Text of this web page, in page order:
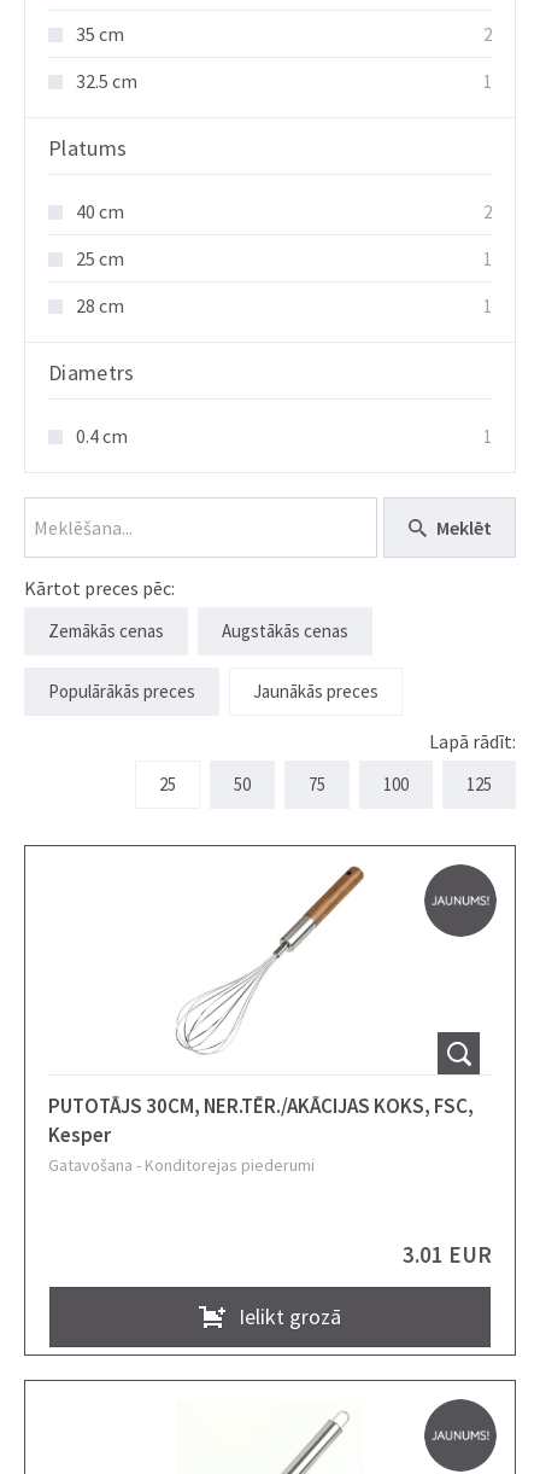
35 cm 2
32.5 cm 1
Platums
40 cm 2
25 cm 1
28 cm 1
Diametrs
0.4 cm 1
Meklēt
Kārtot preces pēc:
Zemākās cenas Augstākās cenas
Populārākās preces Jaunākās preces
Lapā rādīt:
25 50 75 100 125
PUTOTĀJS 30CM, NER.TĒR./AKĀCIJAS KOKS, FSC,
Kesper
Gatavošana - Konditorejas piederumi
3.01 EUR
Ielikt grozā